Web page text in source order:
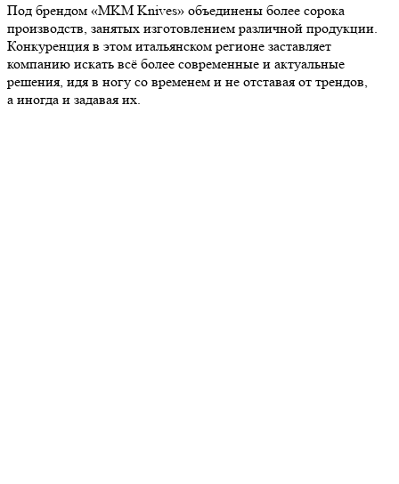
Под брендом «MKM Knives» объединены более сорока
производств, занятых изготовлением различной продукции.
Конкуренция в этом итальянском регионе заставляет
компанию искать всё более современные и актуальные
решения, идя в ногу со временем и не отставая от трендов,
а иногда и задавая их.